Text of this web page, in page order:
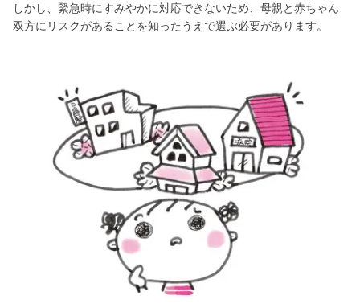
しかし、緊急時にすみやかに対応できないため、母親と赤ちゃん
双方にリスクがあることを知ったうえで選ぶ必要があります。